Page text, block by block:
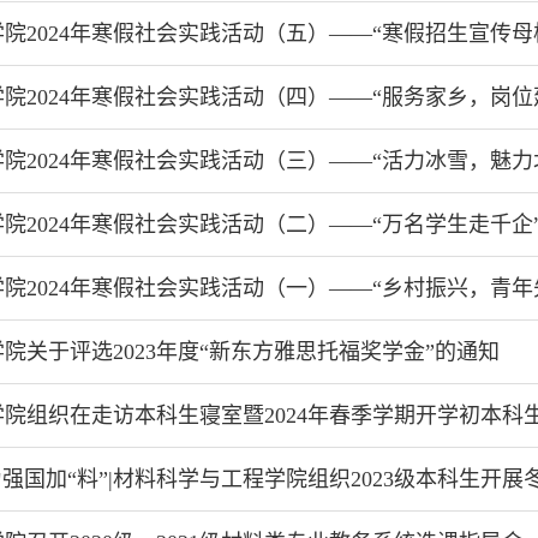
2024年寒假社会实践活动（五）——“寒假招生宣传母
2024年寒假社会实践活动（四）——“服务家乡，岗位
2024年寒假社会实践活动（三）——“活力冰雪，魅力
2024年寒假社会实践活动（二）——“万名学生走千企
2024年寒假社会实践活动（一）——“乡村振兴，青年
关于评选2023年度“新东方雅思托福奖学金”的通知
组织在走访本科生寝室暨2024年春季学期开学初本科
国加“料”|材料科学与工程学院组织2023级本科生开